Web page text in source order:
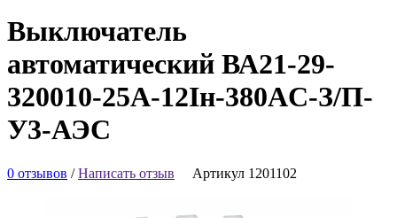
Выключатель
автоматический ВА21-29-
320010-25А-12Iн-380AC-З/П-
У3-АЭС
0 отзывов /Написать отзыв Артикул 1201102